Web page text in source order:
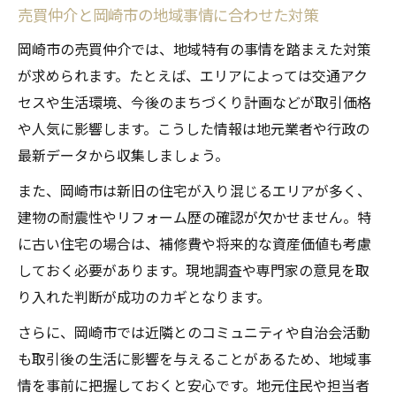
売買仲介と岡崎市の地域事情に合わせた対策
岡崎市の売買仲介では、地域特有の事情を踏まえた対策
が求められます。たとえば、エリアによっては交通アク
セスや生活環境、今後のまちづくり計画などが取引価格
や人気に影響します。こうした情報は地元業者や行政の
最新データから収集しましょう。
また、岡崎市は新旧の住宅が入り混じるエリアが多く、
建物の耐震性やリフォーム歴の確認が欠かせません。特
に古い住宅の場合は、補修費や将来的な資産価値も考慮
しておく必要があります。現地調査や専門家の意見を取
り入れた判断が成功のカギとなります。
さらに、岡崎市では近隣とのコミュニティや自治会活動
も取引後の生活に影響を与えることがあるため、地域事
情を事前に把握しておくと安心です。地元住民や担当者